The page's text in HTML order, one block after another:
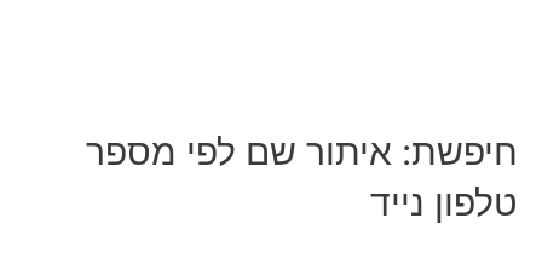
חיפשת: איתור שם לפי מספר
טלפון נייד